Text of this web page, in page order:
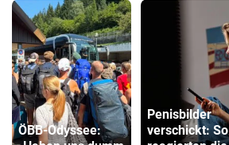
ÖBB-Odyssee:
Penisbilder
verschickt: So